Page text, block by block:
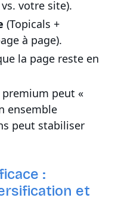
votre site).
(Topicals +
à page).
la page reste en
peut «
ensemble
peut stabiliser
:
et